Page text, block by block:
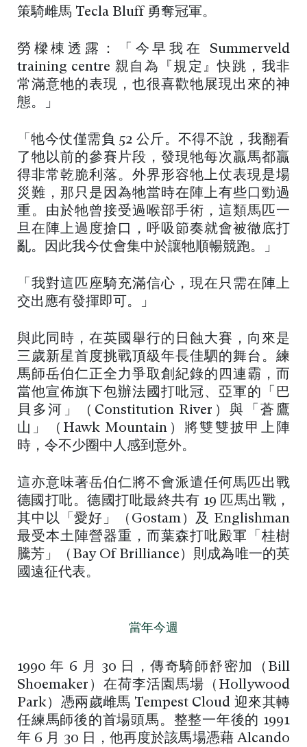
策騎雌馬 Tecla Bluff 勇奪冠軍。
勞樑棟透露：「今早我在 Summerveld
training centre 親自為『規定』快跳，我非
常滿意牠的表現，也很喜歡牠展現出來的神
態。」
「牠今仗僅需負 52 公斤。不得不說，我翻看
了牠以前的參賽片段，發現牠每次贏馬都贏
得非常乾脆利落。外界形容牠上仗表現是場
災難，那只是因為牠當時在陣上有些口勁過
重。由於牠曾接受過喉部手術，這類馬匹一
旦在陣上過度搶口，呼吸節奏就會被徹底打
亂。因此我今仗會集中於讓牠順暢競跑。」
「我對這匹座騎充滿信心，現在只需在陣上
交出應有發揮即可。」
與此同時，在英國舉行的日蝕大賽，向來是
三歲新星首度挑戰頂級年長佳駟的舞台。練
馬師岳伯仁正全力爭取創紀錄的四連霸，而
當他宣佈旗下包辦法國打吡冠、亞軍的「巴
貝多河」（Constitution River）與「蒼鷹
山」（Hawk Mountain）將雙雙披甲上陣
時，令不少圈中人感到意外。
這亦意味著岳伯仁將不會派遣任何馬匹出戰
德國打吡。德國打吡最終共有 19 匹馬出戰，
其中以「愛好」（Gostam）及 Englishman
最受本土陣營器重，而葉森打吡殿軍「桂樹
騰芳」（Bay Of Brilliance）則成為唯一的英
國遠征代表。
當年今週
1990 年 6 月 30 日，傳奇騎師舒密加（Bill
Shoemaker）在荷李活園馬場（Hollywood
Park）憑兩歲雌馬 Tempest Cloud 迎來其轉
任練馬師後的首場頭馬。整整一年後的 1991
年 6 月 30 日，他再度於該馬場憑藉 Alcando